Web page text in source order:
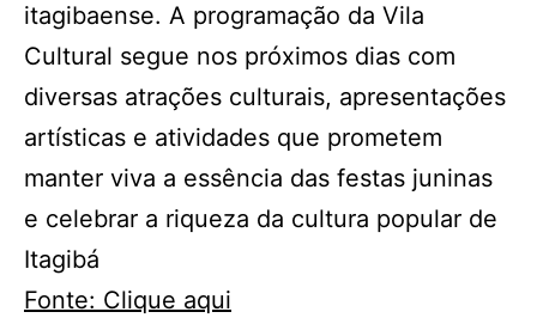
itagibaense. A programação da Vila
Cultural segue nos próximos dias com
diversas atrações culturais, apresentações
artísticas e atividades que prometem
manter viva a essência das festas juninas
e celebrar a riqueza da cultura popular de
Itagibá
Fonte: Clique aqui